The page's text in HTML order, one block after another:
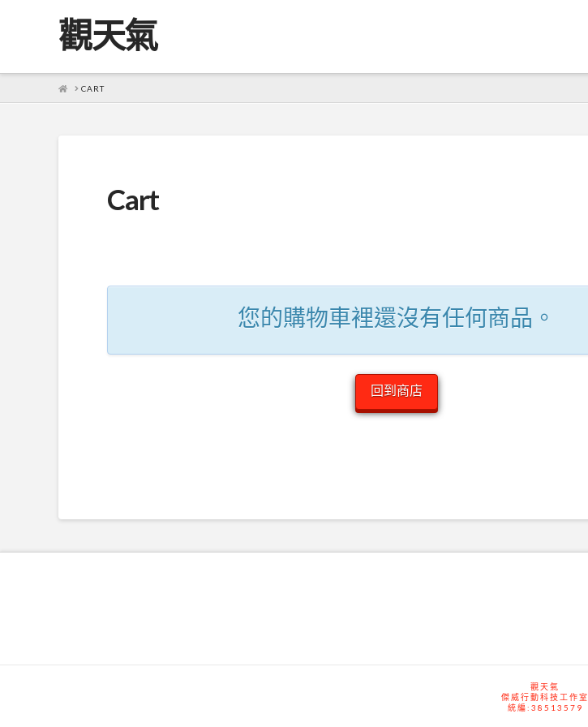
觀天氣
HOME
CART
Cart
您的購物車裡還沒有任何商品。
回到商店
觀天氣
傑威行動科技工作室
統編:38513579